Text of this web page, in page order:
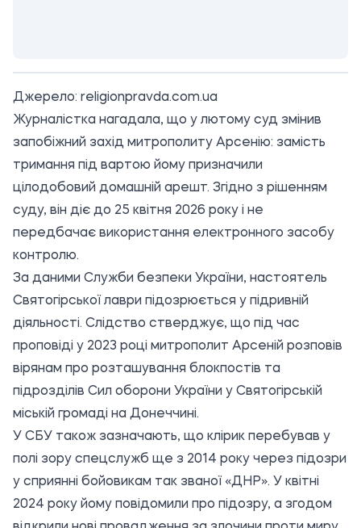
Джерело: religionpravda.com.ua
Журналістка нагадала, що у лютому суд змінив
запобіжний захід митрополиту Арсенію: замість
тримання під вартою йому призначили
цілодобовий домашній арешт. Згідно з рішенням
суду, він діє до 25 квітня 2026 року і не
передбачає використання електронного засобу
контролю.
За даними Служби безпеки України, настоятель
Святогірської лаври підозрюється у підривній
діяльності. Слідство стверджує, що під час
проповіді у 2023 році митрополит Арсеній розповів
вірянам про розташування блокпостів та
підрозділів Сил оборони України у Святогірській
міській громаді на Донеччині.
У СБУ також зазначають, що клірик перебував у
полі зору спецслужб ще з 2014 року через підозри
у сприянні бойовикам так званої «ДНР». У квітні
2024 року йому повідомили про підозру, а згодом